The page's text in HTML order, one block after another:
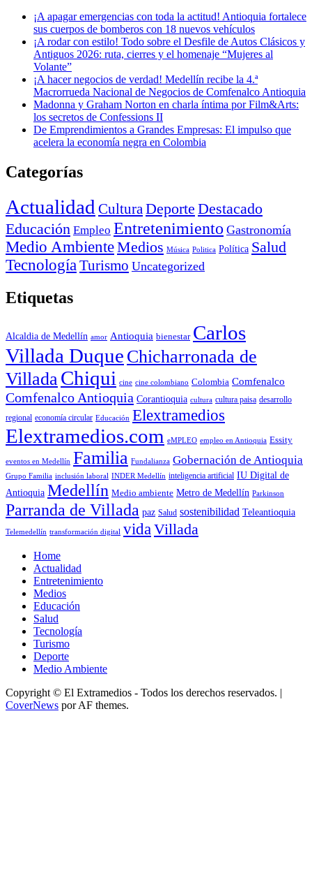
¡A apagar emergencias con toda la actitud! Antioquia fortalece
sus cuerpos de bomberos con 18 nuevos vehículos
¡A rodar con estilo! Todo sobre el Desfile de Autos Clásicos y
Antiguos 2026: ruta, cierres y el homenaje “Mujeres al
Volante”
¡A hacer negocios de verdad! Medellín recibe la 4.ª
Macrorrueda Nacional de Negocios de Comfenalco Antioquia
Madonna y Graham Norton en charla íntima por Film&Arts:
los secretos de Confessions II
De Emprendimientos a Grandes Empresas: El impulso que
acelera la economía negra en Colombia
Categorías
Actualidad Cultura Deporte Destacado
Educación Empleo Entretenimiento Gastronomía
Medio AmbienteMedios Música Politica Política Salud
Tecnología Turismo Uncategorized
Etiquetas
Alcaldia de Medellín amor Antioquia bienestar Carlos
Villada Duque Chicharronada de
Villada Chiqui cine cine colombiano Colombia Comfenalco
Comfenalco Antioquia Corantioquia cultura cultura paisa desarrollo
regional economía circular Educación Elextramedios
Elextramedios.com eMPLEO empleo en Antioquia Essity
eventos en Medellín Familia Fundalianza Gobernación de Antioquia
Grupo Familia inclusión laboral INDER Medellín inteligencia artificial IU Digital de
Antioquia Medellín Medio ambiente Metro de Medellín Parkinson
Parranda de Villada paz Salud sostenibilidad Teleantioquia
Telemedellín transformación digital vida Villada
Home
Actualidad
Entretenimiento
Medios
Educación
Salud
Tecnología
Turismo
Deporte
Medio Ambiente
Copyright © El Extramedios - Todos los derechos reservados. |
CoverNews por AF themes.